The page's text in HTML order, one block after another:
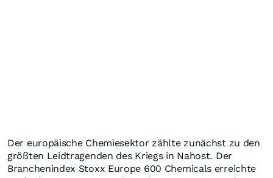
Der europäische Chemiesektor zählte zunächst zu den
größten Leidtragenden des Kriegs in Nahost. Der
Branchenindex Stoxx Europe 600 Chemicals erreichte